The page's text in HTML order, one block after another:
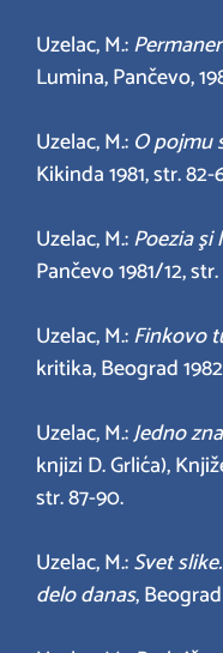
Uzelac, M.:
Lumina, Pančevo,
Uzelac, M.: O pojmu
Kikinda 1981, str. 82-
Uzelac, M.:Poezia
Pančevo 1981/12,
Uzelac, M.:Finkovo
kritika, Beograd
Uzelac, M.:Jedno
knjizi D. Grlića),
str. 87-90.
Uzelac, M.:Svet
delo danas,